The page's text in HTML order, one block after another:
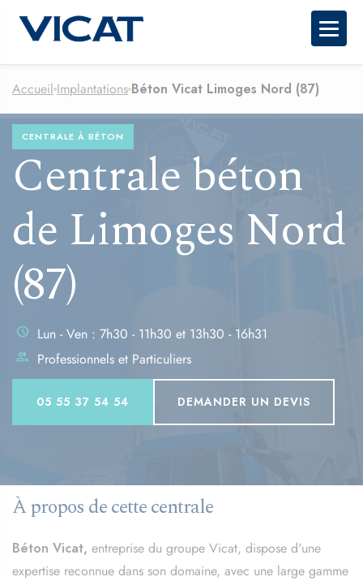
Accueil Implantations Béton Vicat Limoges Nord (87)
CENTRALE À BÉTON
Centrale béton
de Limoges Nord
(87)
schedule Lun - Ven : 7h30 - 11h30 et 13h30 - 16h31
group Professionnels et Particuliers
05 55 37 54 54 DEMANDER UN DEVIS
À propos de cette centrale
Béton Vicat, entreprise du groupe Vicat, dispose d'une
expertise reconnue dans son domaine, avec une large gamme